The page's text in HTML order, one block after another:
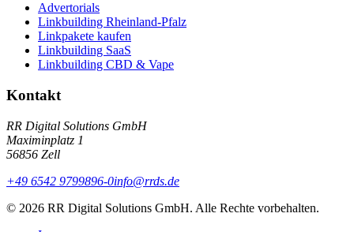
Advertorials
Linkbuilding Rheinland-Pfalz
Linkpakete kaufen
Linkbuilding SaaS
Linkbuilding CBD & Vape
Kontakt
RR Digital Solutions GmbH
Maximinplatz 1
56856 Zell
+49 6542 9799896-0info@rrds.de
© 2026 RR Digital Solutions GmbH. Alle Rechte vorbehalten.